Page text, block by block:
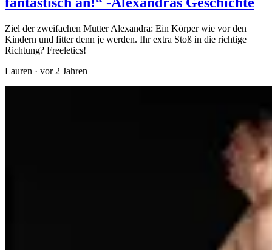
Ziel der zweifachen Mutter Alexandra: Ein Körper wie vor den
Kindern und fitter denn je werden. Ihr extra Stoß in die richtige
Richtung? Freeletics!
Lauren · vor 2 Jahren